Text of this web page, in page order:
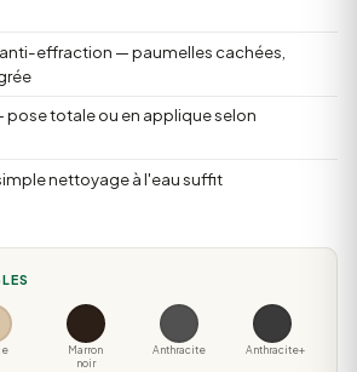
effraction — paumelles cachées,
pose totale ou en applique selon
nettoyage à l'eau suffit
Marron
noir
Anthracite Anthracite+